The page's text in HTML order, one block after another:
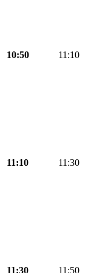
10:50 11:10
11:10 11:30
11:30 11:50